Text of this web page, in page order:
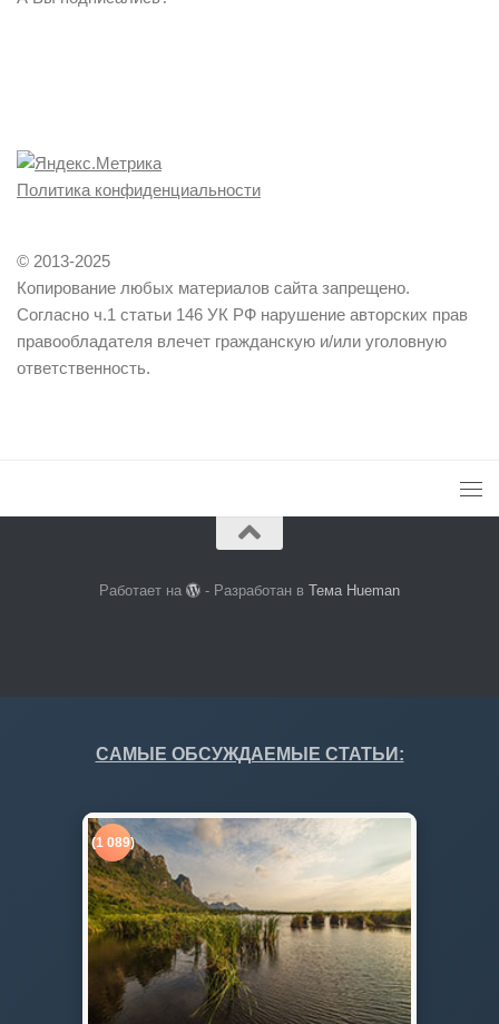
Политика конфиденциальности
© 2013-2025
Копирование любых материалов сайта запрещено.
Согласно ч.1 статьи 146 УК РФ нарушение авторских прав
правообладателя влечет гражданскую и/или уголовную
ответственность.
Работает на - Разработан вТема Hueman
САМЫЕ ОБСУЖДАЕМЫЕ СТАТЬИ:
(1 089)